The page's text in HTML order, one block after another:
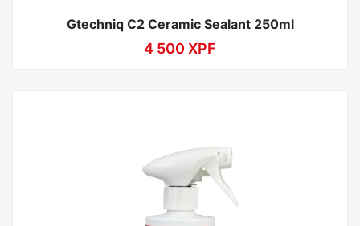
Gtechniq C2 Ceramic Sealant 250ml
4 500 XPF